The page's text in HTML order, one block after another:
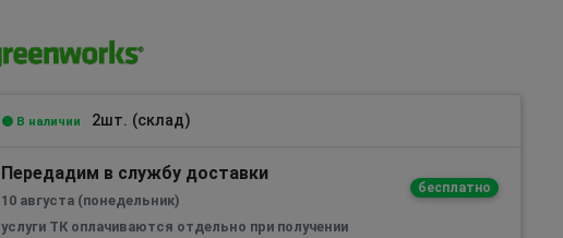
В наличии 2шт. (склад)
Передадим в службу доставки
бесплатно
10 августа (понедельник)
услуги ТК оплачиваются отдельно при получении